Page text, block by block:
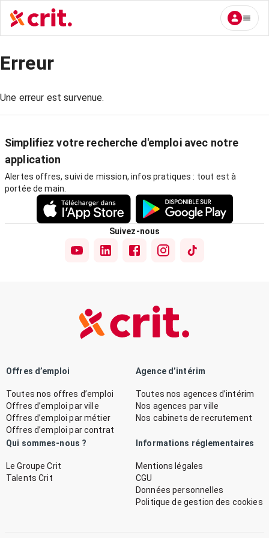
Erreur
Une erreur est survenue.
Simplifiez votre recherche d'emploi avec notre
application
Alertes offres, suivi de mission, infos pratiques : tout est à
portée de main.
Suivez-nous
Offres d’emploi
Toutes nos offres d’emploi
Offres d’emploi par ville
Offres d’emploi par métier
Offres d’emploi par contrat
Agence d’intérim
Toutes nos agences d’intérim
Nos agences par ville
Nos cabinets de recrutement
Qui sommes-nous ?
Le Groupe Crit
Talents Crit
Informations réglementaires
Mentions légales
CGU
Données personnelles
Politique de gestion des cookies